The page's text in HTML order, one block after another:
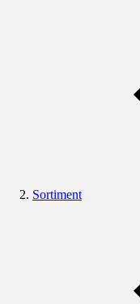
Sortiment